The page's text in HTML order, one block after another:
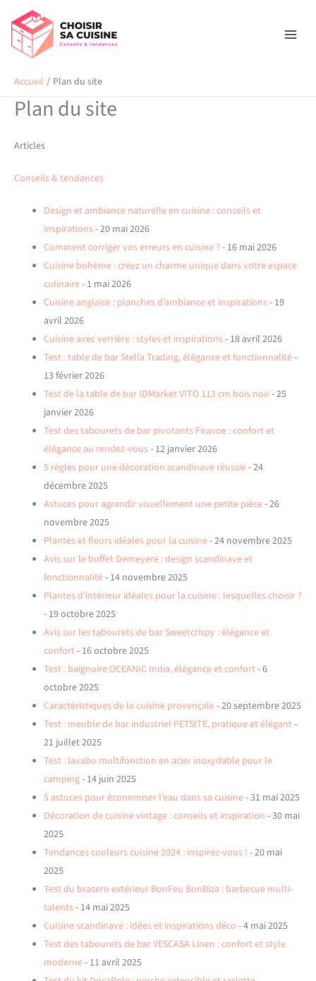
contenu
Accueil Plan du site
Plan du site
Articles
Conseils & tendances
Design et ambiance naturelle en cuisine : conseils et
inspirations- 20 mai 2026
Comment corriger vos erreurs en cuisine ?- 16 mai 2026
Cuisine bohème : créez un charme unique dans votre espace
culinaire- 1 mai 2026
Cuisine anglaise : planches d’ambiance et inspirations- 19
avril 2026
Cuisine avec verrière : styles et inspirations- 18 avril 2026
Test : table de bar Stella Trading, élégance et fonctionnalité-
13 février 2026
Test de la table de bar IDMarket VITO 113 cm bois noir- 25
janvier 2026
Test des tabourets de bar pivotants Firavoe : confort et
élégance au rendez-vous- 12 janvier 2026
5 règles pour une décoration scandinave réussie- 24
décembre 2025
Astuces pour agrandir visuellement une petite pièce- 26
novembre 2025
Plantes et fleurs idéales pour la cuisine- 24 novembre 2025
Avis sur le buffet Demeyere : design scandinave et
fonctionnalité- 14 novembre 2025
Plantes d’intérieur idéales pour la cuisine : lesquelles choisir ?
- 19 octobre 2025
Avis sur les tabourets de bar Sweetcrispy : élégance et
confort- 16 octobre 2025
Test : baignoire OCEANIC India, élégance et confort- 6
octobre 2025
Caractéristiques de la cuisine provençale- 20 septembre 2025
Test : meuble de bar industriel PETSITE, pratique et élégant-
21 juillet 2025
Test : lavabo multifonction en acier inoxydable pour le
camping- 14 juin 2025
5 astuces pour économiser l’eau dans sa cuisine- 31 mai 2025
Décoration de cuisine vintage : conseils et inspiration - 30 mai
2025
Tendances couleurs cuisine 2024 : inspirez-vous ! - 20 mai
2025
Test du brasero extérieur BonFeu BonBiza : barbecue multi-
talents- 14 mai 2025
Cuisine scandinave : idées et inspirations déco - 4 mai 2025
Test des tabourets de bar VESCASA Linen : confort et style
moderne- 11 avril 2025